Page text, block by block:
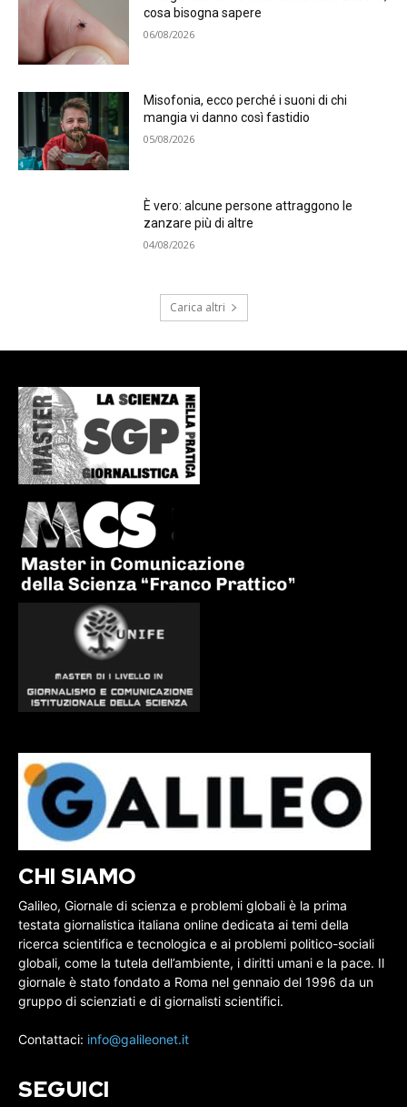
cosa bisogna sapere
06/08/2026
Misofonia, ecco perché i suoni di chi
mangia vi danno così fastidio
05/08/2026
È vero: alcune persone attraggono le
zanzare più di altre
04/08/2026
Carica altri
CHI SIAMO
Galileo, Giornale di scienza e problemi globali è la prima
testata giornalistica italiana online dedicata ai temi della
ricerca scientifica e tecnologica e ai problemi politico-sociali
globali, come la tutela dell’ambiente, i diritti umani e la pace. Il
giornale è stato fondato a Roma nel gennaio del 1996 da un
gruppo di scienziati e di giornalisti scientifici.
Contattaci: info@galileonet.it
SEGUICI